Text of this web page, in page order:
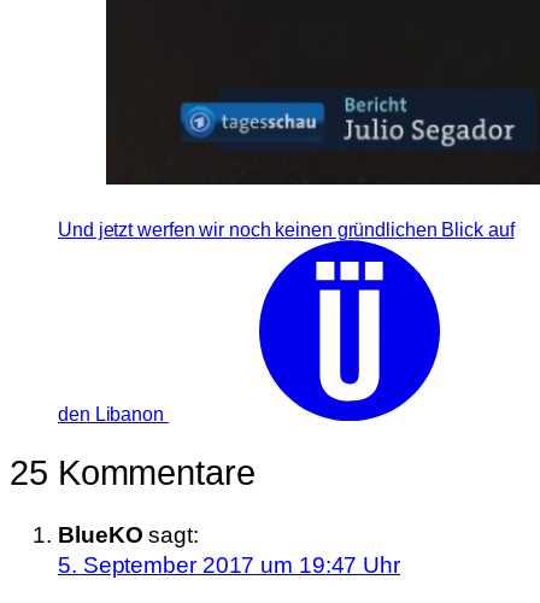
Und jetzt werfen wir noch keinen gründlichen Blick auf
den Libanon
25 Kommentare
BlueKO sagt:
5. September 2017 um 19:47 Uhr